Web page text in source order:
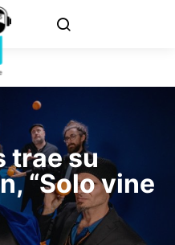
trae su
“Solo vine